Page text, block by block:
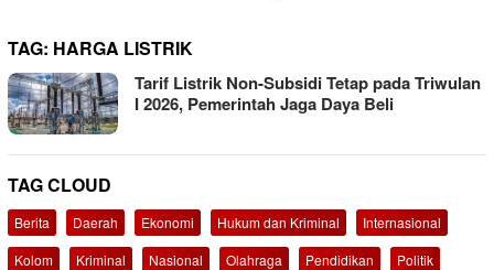
TAG: HARGA LISTRIK
Tarif Listrik Non-Subsidi Tetap pada Triwulan
I 2026, Pemerintah Jaga Daya Beli
TAG CLOUD
Berita Daerah Ekonomi Hukum dan Kriminal
Internasional
Kolom
Kriminal Nasional Olahraga Pendidikan
Politik